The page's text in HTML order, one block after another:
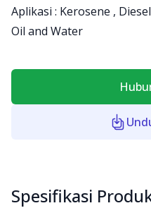
Aplikasi : Kerosene ,
Oil and Water
Spesifikasi